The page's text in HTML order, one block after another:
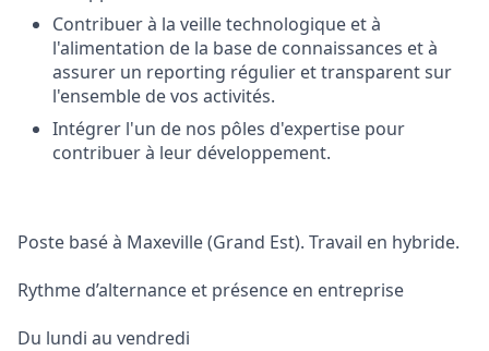
Contribuer à la veille technologique et à
l'alimentation de la base de connaissances et à
assurer un reporting régulier et transparent sur
l'ensemble de vos activités.
Intégrer l'un de nos pôles d'expertise pour
contribuer à leur développement.
Poste basé à Maxeville (Grand Est). Travail en hybride.
Rythme d’alternance et présence en entreprise
Du lundi au vendredi